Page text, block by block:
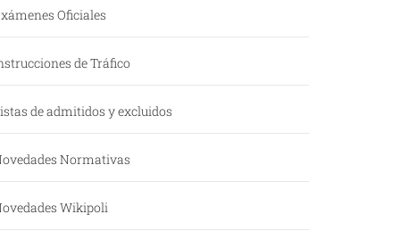
Oficiales
de Tráfico
de admitidos y excluidos
Normativas
Wikipoli